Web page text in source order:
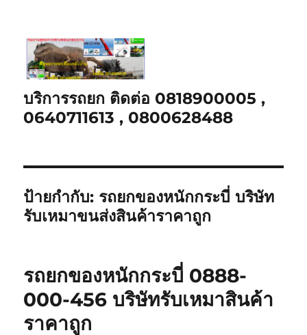
บริการรถยก ติดต่อ 0818900005 ,
0640711613 , 0800628488
ป้ายกำกับ: รถยกของหนักกระบี่ บริษัท
รับเหมาขนส่งสินค้าราคาถูก
รถยกของหนักกระบี่ 0888-
000-456 บริษัทรับเหมาสินค้า
ราคาถูก